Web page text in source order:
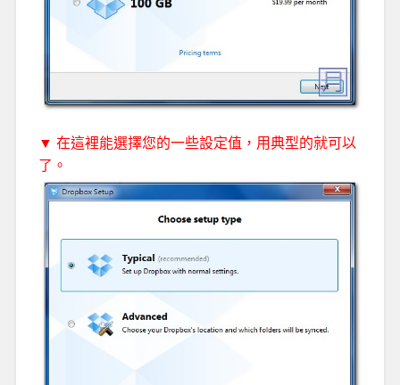
▼ 在這裡能選擇您的一些設定值，用典型的就可以
了。